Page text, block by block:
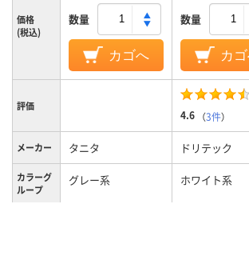
価格
(税込)
数量
カゴへ
数量
カ
評価
4.6 （3件）
メーカー タニタ ドリテック
カラーグ
ループ
グレー系 ホワイト系